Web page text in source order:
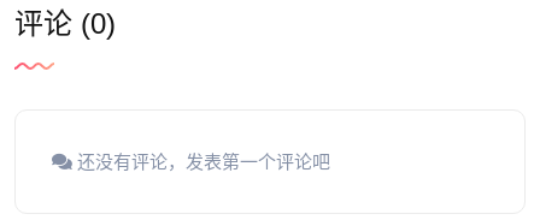
评论 (0)
还没有评论，发表第一个评论吧